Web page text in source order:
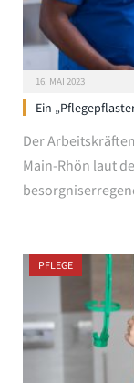
16. MAI 2023
Ein
Der
Main-Rhön laut
PFLEGE